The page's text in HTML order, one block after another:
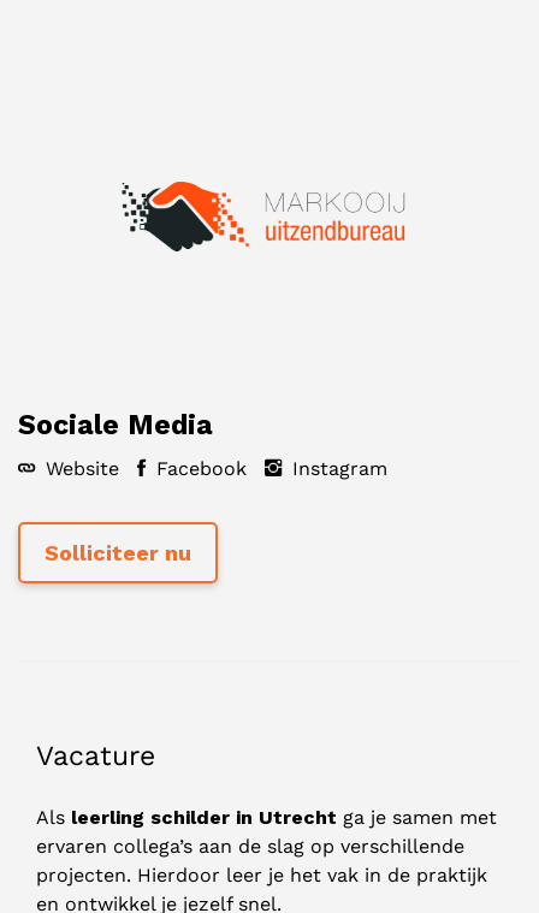
Sociale Media
Website Facebook Instagram
Vacature
Als leerling schilder in Utrecht ga je samen met
ervaren collega’s aan de slag op verschillende
projecten. Hierdoor leer je het vak in de praktijk
en ontwikkel je jezelf snel.